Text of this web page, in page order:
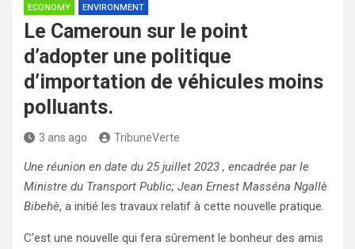
ECONOMY ENVIRONMENT
Le Cameroun sur le point
d’adopter une politique
d’importation de véhicules moins
polluants.
3 ans ago TribuneVerte
Une réunion en date du 25 juillet 2023 , encadrée par le
Ministre du Transport Public; Jean Ernest Masséna Ngallè
Bibehè, a initié les travaux relatif à cette nouvelle pratique.
C’est une nouvelle qui fera sûrement le bonheur des amis